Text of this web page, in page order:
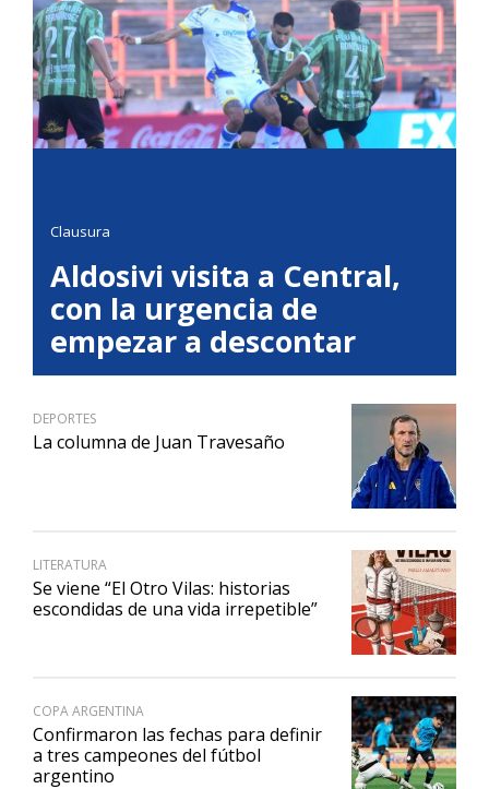
Clausura
Aldosivi visita a Central,
con la urgencia de
empezar a descontar
DEPORTES
La columna de Juan Travesaño
LITERATURA
Se viene “El Otro Vilas: historias
escondidas de una vida irrepetible”
COPA ARGENTINA
Confirmaron las fechas para definir
a tres campeones del fútbol
argentino